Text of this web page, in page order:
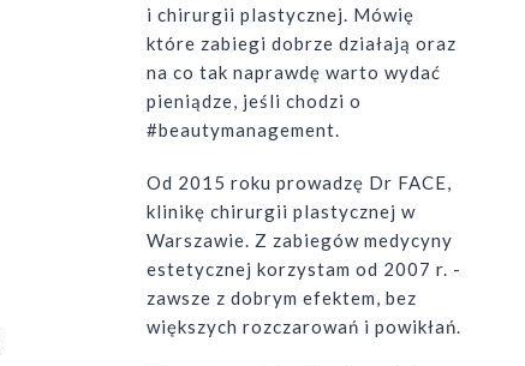
i chirurgii plastycznej. Mówię
które zabiegi dobrze działają oraz
na co tak naprawdę warto wydać
pieniądze, jeśli chodzi o
#beautymanagement.
Od 2015 roku prowadzę Dr FACE,
klinikę chirurgii plastycznej w
Warszawie. Z zabiegów medycyny
estetycznej korzystam od 2007 r. -
zawsze z dobrym efektem, bez
większych rozczarowań i powikłań.